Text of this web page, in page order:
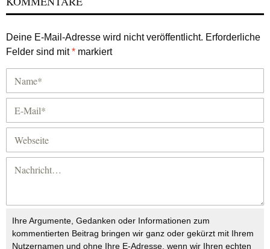
Deine E-Mail-Adresse wird nicht veröffentlicht. Erforderliche
Felder sind mit* markiert
Ihre Argumente, Gedanken oder Informationen zum
kommentierten Beitrag bringen wir ganz oder gekürzt mit Ihrem
Nutzernamen und ohne Ihre E-Adresse, wenn wir Ihren echten